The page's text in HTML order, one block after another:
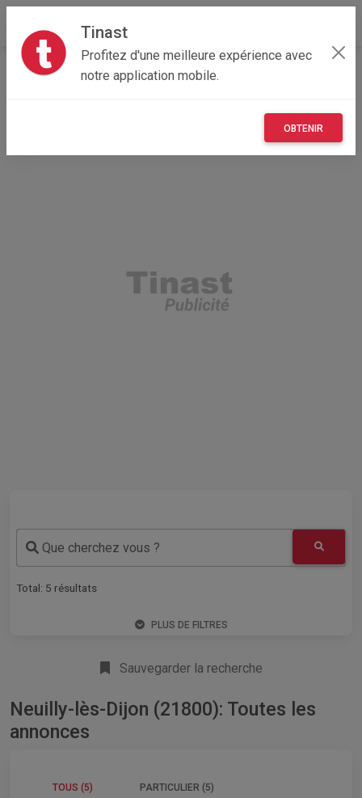
Tinast
Profitez d'une meilleure expérience avec
notre application mobile.
OBTENIR
Accueil Recherche
Bourgogne-Franche-Comté
Que cherchez vous ?
Total: 5 résultats
PLUS DE FILTRES
Sauvegarder la recherche
Neuilly-lès-Dijon (21800): Toutes les
annonces
TOUS (5) PARTICULIER (5)